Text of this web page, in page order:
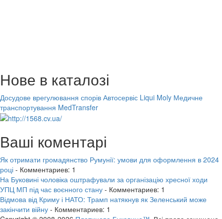
Нове в каталозі
Досудове врегулювання спорів Автосервіс Liqui Moly Медичне
транспортування MedTransfer
Ваші коментарі
Як отримати громадянство Румунії: умови для оформлення в 2024
році - Комментариев: 1
На Буковині чоловіка оштрафували за організацію хресної ходи
УПЦ МП під час воєнного стану - Комментариев: 1
Відмова від Криму і НАТО: Трамп натякнув як Зеленський може
закінчити війну - Комментариев: 1